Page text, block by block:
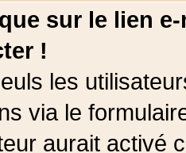
sur le lien
!
les
via le
aurait activé